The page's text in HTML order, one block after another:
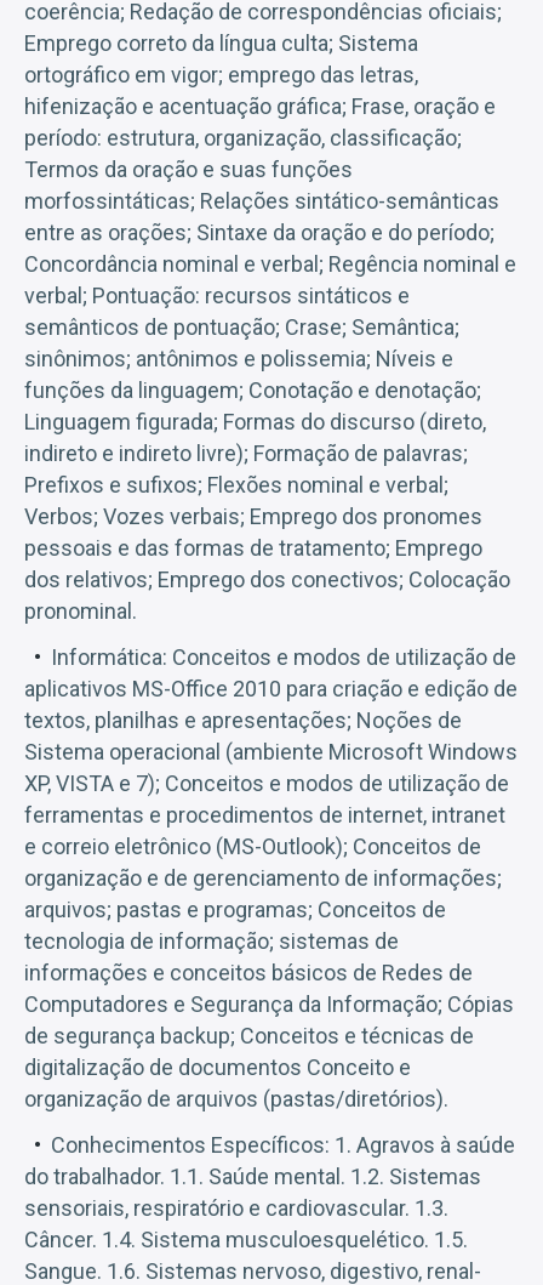
coerência; Redação de correspondências oficiais;
Emprego correto da língua culta; Sistema
ortográfico em vigor; emprego das letras,
hifenização e acentuação gráfica; Frase, oração e
período: estrutura, organização, classificação;
Termos da oração e suas funções
morfossintáticas; Relações sintático-semânticas
entre as orações; Sintaxe da oração e do período;
Concordância nominal e verbal; Regência nominal e
verbal; Pontuação: recursos sintáticos e
semânticos de pontuação; Crase; Semântica;
sinônimos; antônimos e polissemia; Níveis e
funções da linguagem; Conotação e denotação;
Linguagem figurada; Formas do discurso (direto,
indireto e indireto livre); Formação de palavras;
Prefixos e sufixos; Flexões nominal e verbal;
Verbos; Vozes verbais; Emprego dos pronomes
pessoais e das formas de tratamento; Emprego
dos relativos; Emprego dos conectivos; Colocação
pronominal.
Informática: Conceitos e modos de utilização de
aplicativos MS-Office 2010 para criação e edição de
textos, planilhas e apresentações; Noções de
Sistema operacional (ambiente Microsoft Windows
XP, VISTA e 7); Conceitos e modos de utilização de
ferramentas e procedimentos de internet, intranet
e correio eletrônico (MS-Outlook); Conceitos de
organização e de gerenciamento de informações;
arquivos; pastas e programas; Conceitos de
tecnologia de informação; sistemas de
informações e conceitos básicos de Redes de
Computadores e Segurança da Informação; Cópias
de segurança backup; Conceitos e técnicas de
digitalização de documentos Conceito e
organização de arquivos (pastas/diretórios).
Conhecimentos Específicos: 1. Agravos à saúde
do trabalhador. 1.1. Saúde mental. 1.2. Sistemas
sensoriais, respiratório e cardiovascular. 1.3.
Câncer. 1.4. Sistema musculoesquelético. 1.5.
Sangue. 1.6. Sistemas nervoso, digestivo, renal-